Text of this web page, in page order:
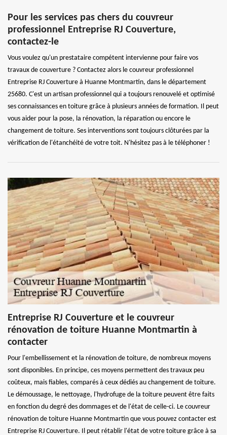
Pour les services pas chers du couvreur
professionnel Entreprise RJ Couverture,
contactez-le
Vous voulez qu'un prestataire compétent intervienne pour faire vos
travaux de couverture ? Contactez alors le couvreur professionnel
Entreprise RJ Couverture à Huanne Montmartin, dans le département
25680. C'est un artisan professionnel qui a toujours renouvelé et optimisé
ses connaissances en toiture grâce à plusieurs années de formation. Il peut
vous aider pour la pose, la rénovation, la réparation ou encore le
changement de toiture. Ses interventions sont toujours clôturées par la
vérification de l'étanchéité de votre toit. N'hésitez pas à le téléphoner !
Entreprise RJ Couverture et le couvreur
rénovation de toiture Huanne Montmartin à
contacter
Pour l'embellissement et la rénovation de toiture, de nombreux moyens
sont disponibles. En principe, ces moyens permettent des travaux peu
coûteux, mais fiables, comparés à ceux dédiés au changement de toiture.
Le démoussage, le nettoyage, l'hydrofuge de la toiture peuvent être faits
en fonction du degré des dommages et de l'état de celle-ci. Le couvreur
rénovation de toiture Huanne Montmartin que vous pouvez contacter est
Entreprise RJ Couverture. Il peut rétablir l'état de votre toiture grâce à sa